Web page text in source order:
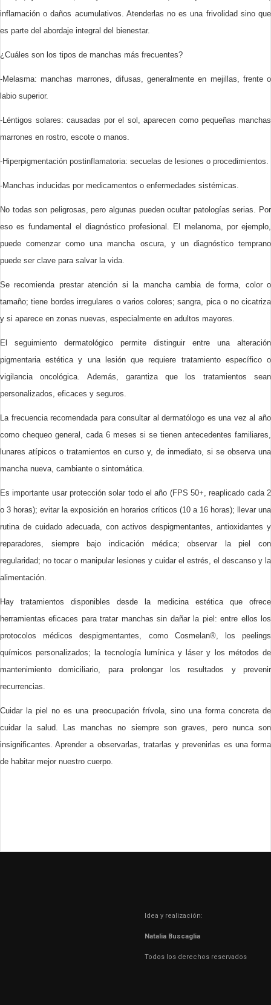
inflamación o daños acumulativos. Atenderlas no es una frivolidad sino que
es parte del abordaje integral del bienestar.
¿Cuáles son los tipos de manchas más frecuentes?
-Melasma: manchas marrones, difusas, generalmente en mejillas, frente o
labio superior.
-Léntigos solares: causadas por el sol, aparecen como pequeñas manchas
marrones en rostro, escote o manos.
-Hiperpigmentación postinflamatoria: secuelas de lesiones o procedimientos.
-Manchas inducidas por medicamentos o enfermedades sistémicas.
No todas son peligrosas, pero algunas pueden ocultar patologías serias. Por
eso es fundamental el diagnóstico profesional. El melanoma, por ejemplo,
puede comenzar como una mancha oscura, y un diagnóstico temprano
puede ser clave para salvar la vida.
Se recomienda prestar atención si la mancha cambia de forma, color o
tamaño; tiene bordes irregulares o varios colores; sangra, pica o no cicatriza
y si aparece en zonas nuevas, especialmente en adultos mayores.
El seguimiento dermatológico permite distinguir entre una alteración
pigmentaria estética y una lesión que requiere tratamiento específico o
vigilancia oncológica. Además, garantiza que los tratamientos sean
personalizados, eficaces y seguros.
La frecuencia recomendada para consultar al dermatólogo es una vez al año
como chequeo general, cada 6 meses si se tienen antecedentes familiares,
lunares atípicos o tratamientos en curso y, de inmediato, si se observa una
mancha nueva, cambiante o sintomática.
Es importante usar protección solar todo el año (FPS 50+, reaplicado cada 2
o 3 horas); evitar la exposición en horarios críticos (10 a 16 horas); llevar una
rutina de cuidado adecuada, con activos despigmentantes, antioxidantes y
reparadores, siempre bajo indicación médica; observar la piel con
regularidad; no tocar o manipular lesiones y cuidar el estrés, el descanso y la
alimentación.
Hay tratamientos disponibles desde la medicina estética que ofrece
herramientas eficaces para tratar manchas sin dañar la piel: entre ellos los
protocolos médicos despigmentantes, como Cosmelan®, los peelings
químicos personalizados; la tecnología lumínica y láser y los métodos de
mantenimiento domiciliario, para prolongar los resultados y prevenir
recurrencias.
Cuidar la piel no es una preocupación frívola, sino una forma concreta de
cuidar la salud. Las manchas no siempre son graves, pero nunca son
insignificantes. Aprender a observarlas, tratarlas y prevenirlas es una forma
de habitar mejor nuestro cuerpo.
Idea y realización:
Natalia Buscaglia
Todos los derechos reservados